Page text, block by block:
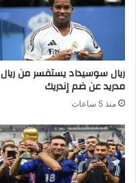
ريال سوسيداد يستفسر من ريال
مدريد عن ضم إندريك
منذ 5 ساعات